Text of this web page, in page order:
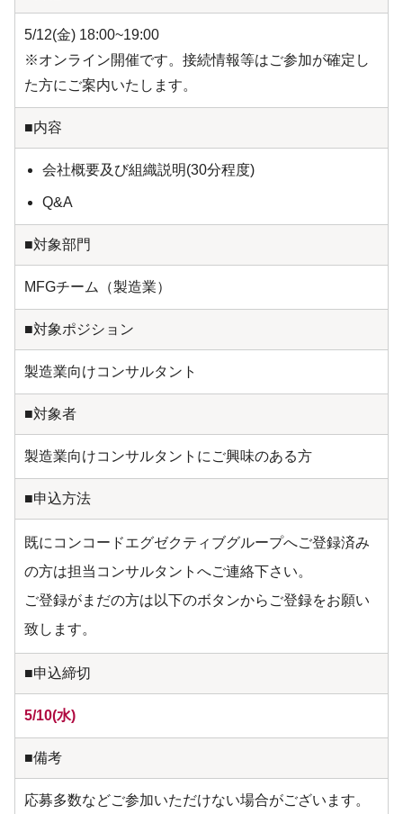
5/12(金) 18:00~19:00
※オンライン開催です。接続情報等はご参加が確定し
た方にご案内いたします。
■内容
会社概要及び組織説明(30分程度)
Q&A
■対象部門
MFGチーム（製造業）
■対象ポジション
製造業向けコンサルタント
■対象者
製造業向けコンサルタントにご興味のある方
■申込方法
既にコンコードエグゼクティブグループへご登録済み
の方は担当コンサルタントへご連絡下さい。
ご登録がまだの方は以下のボタンからご登録をお願い
致します。
■申込締切
5/10(水)
■備考
応募多数などご参加いただけない場合がございます。